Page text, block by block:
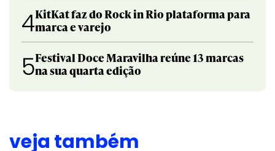
4KitKat faz do Rock in Rio plataforma para
marca e varejo
5Festival Doce Maravilha reúne 13 marcas
na sua quarta edição
veja também